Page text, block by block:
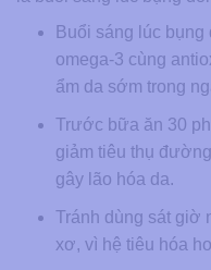
Buổi sáng lúc bụng
omega-3 cùng
ẩm da sớm trong
Trước bữa ăn 30
giảm tiêu thụ
gây lão hóa da.
Tránh dùng sát giờ
xơ, vì hệ tiêu hóa